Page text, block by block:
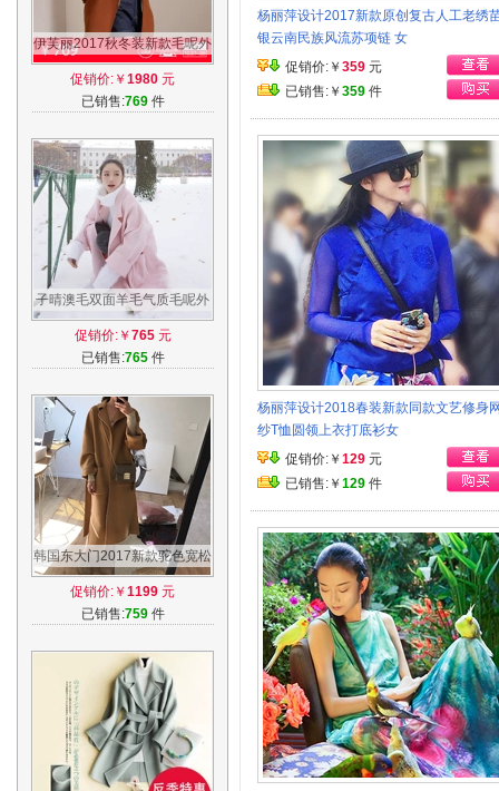
伊芙丽2017秋冬装新款毛呢外
套女中长款焦糖色纯羊毛双面
呢大衣女
促销价:￥ 1980 元
已销售:769件
子晴澳毛双面羊毛气质毛呢外
套女秋冬新款廓形宽松甜美中
长款大衣
促销价:￥ 765元
已销售:765件
韩国东大门2017新款驼色宽松
100%羊毛手工中长款双面羊
绒毛呢大衣
促销价:￥ 1199 元
已销售:759件
杨丽萍设计2017新款原创复古人工老绣
银云南民族风流苏项链 女
促销价:￥ 359 元
已销售:￥ 359 件
杨丽萍设计2018春装新款同款文艺修身
纱T恤圆领上衣打底衫女
促销价:￥ 129 元
已销售:￥ 129 件